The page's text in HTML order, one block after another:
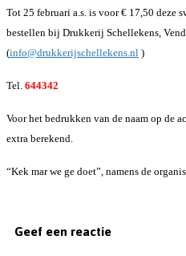
Tot 25 februari a.s. is voor € 17,50 deze
bestellen bij Drukkerij Schellekens,
(info@drukkerijschellekens.nl )
Tel. 644342
Voor het bedrukken van de naam op de
extra berekend.
“Kek mar we ge doet”, namens de
Geef een reactie